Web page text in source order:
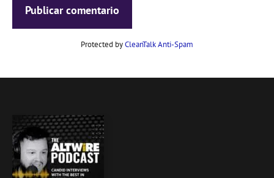
Protected byCleanTalk Anti-Spam